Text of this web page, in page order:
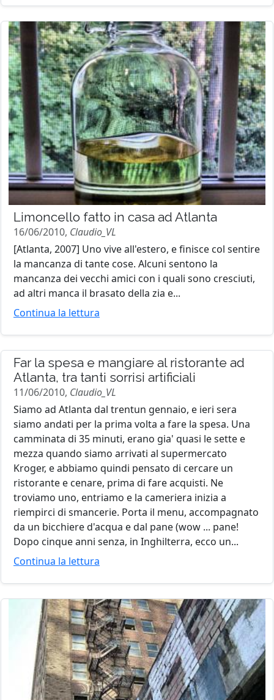
Limoncello fatto in casa ad Atlanta
16/06/2010, Claudio_VL
[Atlanta, 2007] Uno vive all'estero, e finisce col sentire
la mancanza di tante cose. Alcuni sentono la
mancanza dei vecchi amici con i quali sono cresciuti,
ad altri manca il brasato della zia e...
Continua la lettura
Far la spesa e mangiare al ristorante ad
Atlanta, tra tanti sorrisi artificiali
11/06/2010, Claudio_VL
Siamo ad Atlanta dal trentun gennaio, e ieri sera
siamo andati per la prima volta a fare la spesa. Una
camminata di 35 minuti, erano gia' quasi le sette e
mezza quando siamo arrivati al supermercato
Kroger, e abbiamo quindi pensato di cercare un
ristorante e cenare, prima di fare acquisti. Ne
troviamo uno, entriamo e la cameriera inizia a
riempirci di smancerie. Porta il menu, accompagnato
da un bicchiere d'acqua e dal pane (wow ... pane!
Dopo cinque anni senza, in Inghilterra, ecco un...
Continua la lettura